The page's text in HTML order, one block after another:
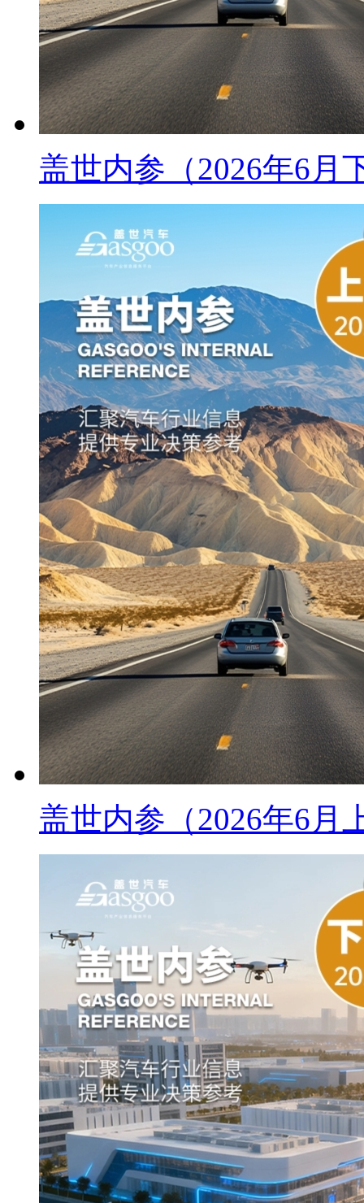
盖世内参（2026年6月
盖世内参（2026年6月